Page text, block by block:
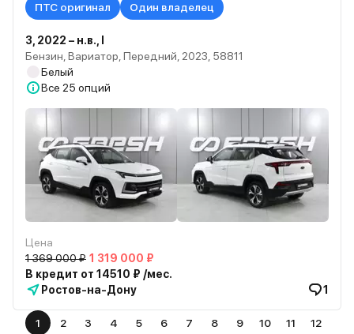
ПТС оригинал Один владелец
3, 2022 – н.в., I
Бензин, Вариатор, Передний, 2023, 58811
Белый
Все 25 опций
Цена
1 369 000 ₽ 1 319 000 ₽
В кредит от 14510 ₽ /мес.
Ростов-на-Дону
1
1 2 3 4 5 6 7 8 9 10 11 12